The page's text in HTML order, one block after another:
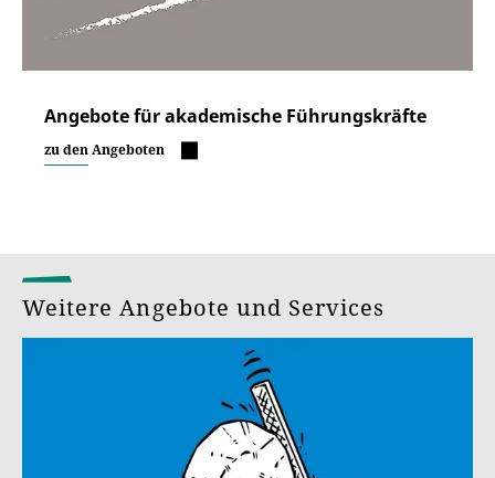
Angebote für akademische Führungskräfte
zu den Angeboten
Weitere Angebote und Services